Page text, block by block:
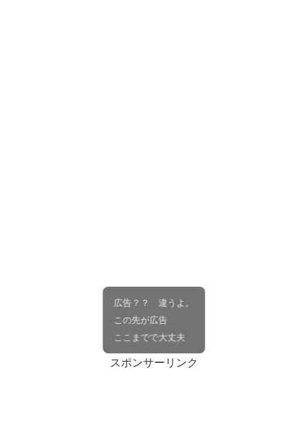
スポンサーリンク
広告？？ 違うよ。
この先が広告
ここまでで大丈夫